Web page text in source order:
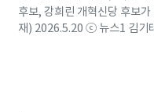
후보, 강희린 개혁신당 후보
재) 2026.5.20 ⓒ 뉴스1 김기